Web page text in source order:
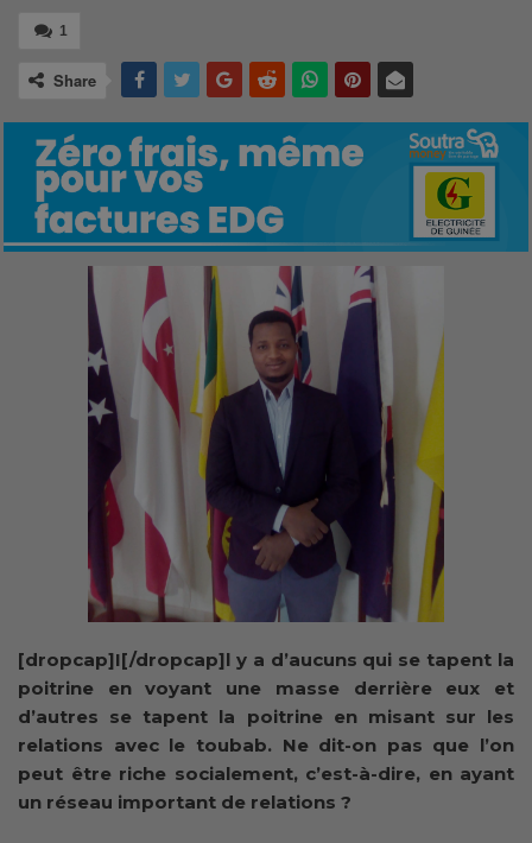
1
Share
[dropcap]I[/dropcap]l y a d’aucuns qui se tapent la
poitrine en voyant une masse derrière eux et
d’autres se tapent la poitrine en misant sur les
relations avec le toubab. Ne dit-on pas que l’on
peut être riche socialement, c’est-à-dire, en ayant
un réseau important de relations ?